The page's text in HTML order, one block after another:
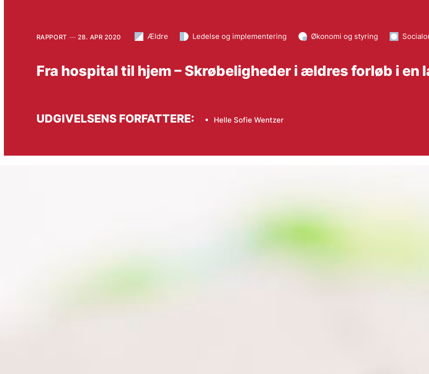
RAPPORT 28. APR 2020 Ældre Ledelse og implementering Økonomi og styring
Fra hospital til hjem – Skrøbeligheder i ældres forløb i en
UDGIVELSENS FORFATTERE: Helle Sofie Wentzer